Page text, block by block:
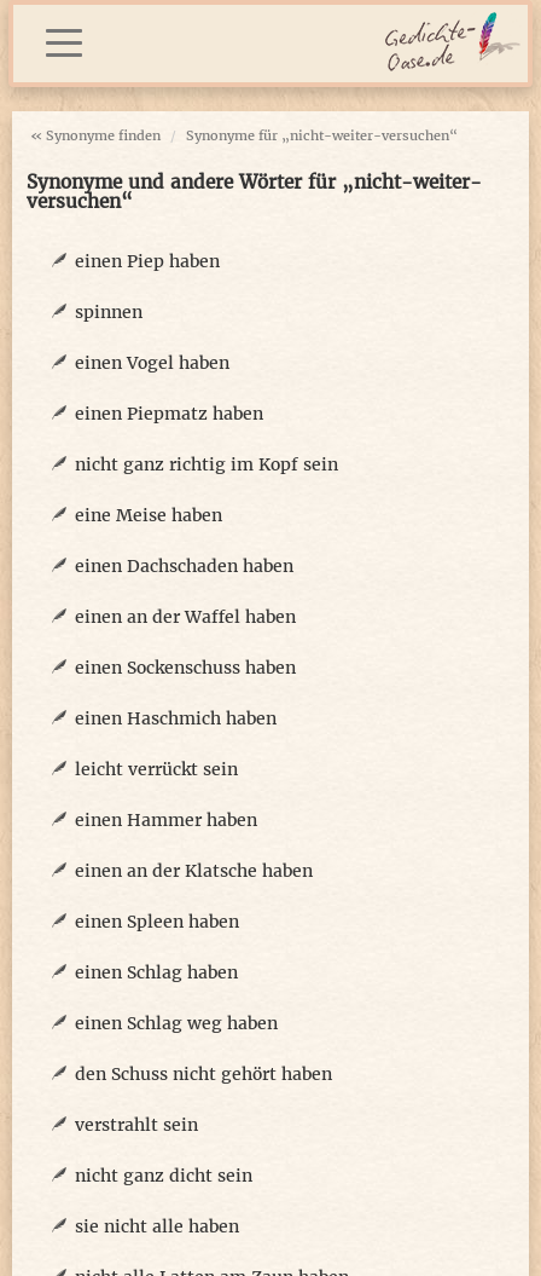
« Synonyme finden Synonyme für „nicht-weiter-versuchen“
Synonyme und andere Wörter für „nicht-weiter-
versuchen“
einen Piep haben
spinnen
einen Vogel haben
einen Piepmatz haben
nicht ganz richtig im Kopf sein
eine Meise haben
einen Dachschaden haben
einen an der Waffel haben
einen Sockenschuss haben
einen Haschmich haben
leicht verrückt sein
einen Hammer haben
einen an der Klatsche haben
einen Spleen haben
einen Schlag haben
einen Schlag weg haben
den Schuss nicht gehört haben
verstrahlt sein
nicht ganz dicht sein
sie nicht alle haben